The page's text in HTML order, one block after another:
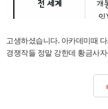
고생하셨습니다. 아카데미때
경쟁작들 정말 강한데 황금사